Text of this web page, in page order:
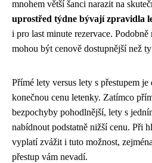
mnohem větší šanci narazit na
uprostřed týdne bývají zpravidla
i pro last minute rezervace.
mohou být cenově dostupnější než
Přímé lety versus lety s přestupem
konečnou cenu letenky. Zatímco
bezpochyby pohodlnější, lety s
nabídnout podstatně nižší cenu. Při
vyplatí zvážit i tuto možnost,
přestup vám nevadí.